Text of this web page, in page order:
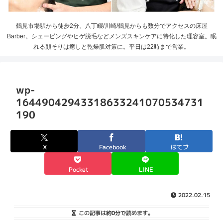
鶴見市場駅から徒歩2分、八丁畷/川崎/鶴見からも数分でアクセスの床屋
Barber。シェービングやヒゲ脱毛などメンズスキンケアに特化した理容室。眠
れる顔そりは癒しと乾燥肌対策に。平日は22時まで営業。
wp-
16449042943318633241070534731
190
X Facebook はてブ
Pocket LINE
2022.02.15
この記事は約0分で読めます。